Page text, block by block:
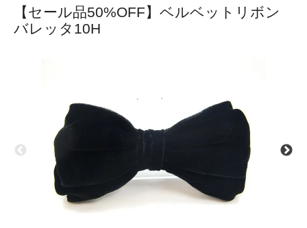
【セール品50%OFF】ベルベットリボン
バレッタ10H